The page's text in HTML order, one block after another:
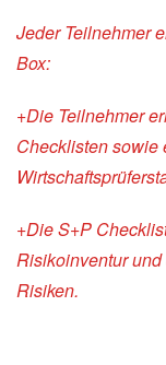
Jeder Teilnehmer
Box:
+Die Teilnehmer
Checklisten
+Die S+P
Risikoinventur
Risiken.